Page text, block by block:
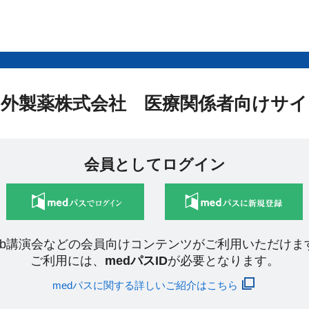
製薬株式会社 医療関係者向けサ
会員としてログイン
講演会などの会員向けコンテンツがご利用いただけま
ご利用には、 medパスIDが必要となります。
medパスに関する詳しいご紹介はこちら